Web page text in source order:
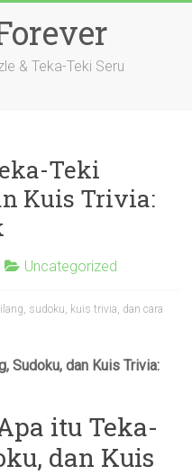
& Teka-Teki Seru
Teki
Kuis Trivia:
Uncategorized
sudoku, kuis trivia, dan cara
Sudoku, dan Kuis Trivia:
itu Teka-
dan Kuis